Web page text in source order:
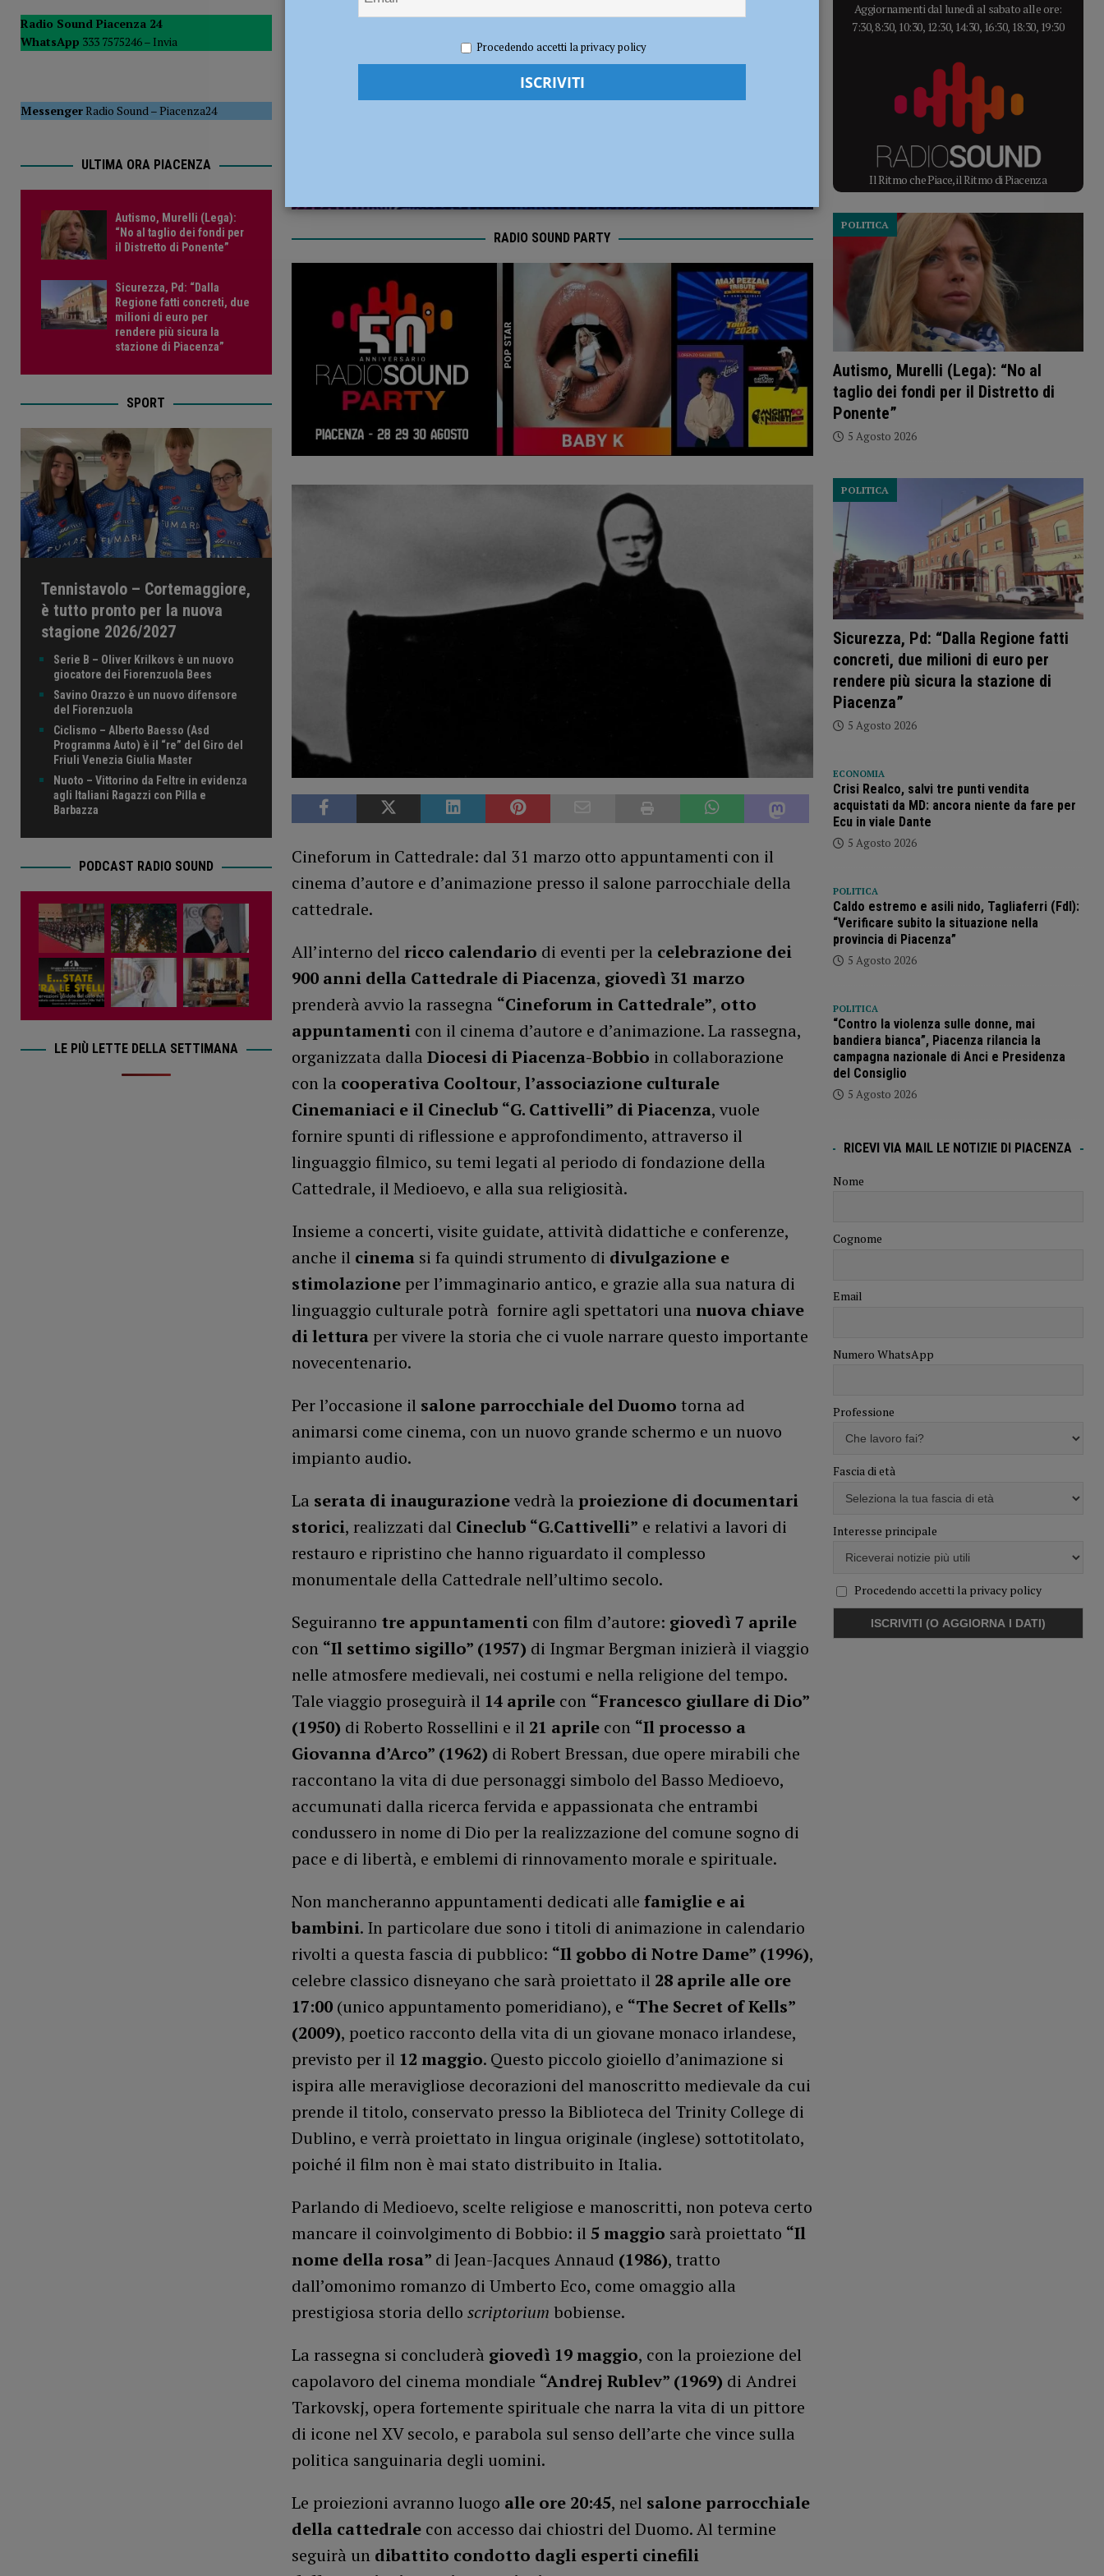
del Consiglio POLITICA
[ 5 Agosto 2026 ] La Sagra della Pasta Frolla a Pecorara: tradizione, divertimento e oltre 300 in cammino con le lanterne
Redazione MC Eventi a Piacenza
RADIO SOUND PARTY
Cineforum in Cattedrale: dal 31 marzo otto appuntamenti con il
cinema d’autore e d’animazione presso il salone parrocchiale della
cattedrale.
All’interno del ricco calendario di eventi per la celebrazione dei
900 anni della Cattedrale di Piacenza, giovedì 31 marzo
prenderà avvio la rassegna “Cineforum in Cattedrale”, otto
appuntamenticon il cinema d’autore e d’animazione. La rassegna,
organizzata dalla Diocesi di Piacenza-Bobbio in collaborazione
con la cooperativa Cooltour, l’associazione culturale
Cinemaniaci e il Cineclub “G. Cattivelli” di Piacenza, vuole
fornire spunti di riflessione e approfondimento, attraverso il
linguaggio filmico, su temi legati al periodo di fondazione della
Cattedrale, il Medioevo, e alla sua religiosità.
Insieme a concerti, visite guidate, attività didattiche e conferenze,
anche il cinemasi fa quindi strumento di divulgazione e
stimolazioneper l’immaginario antico, e grazie alla sua natura di
linguaggio culturale potrà fornire agli spettatori una nuova chiave
di letturaper vivere la storia che ci vuole narrare questo importante
novecentenario.
Per l’occasione il salone parrocchiale del Duomo torna ad
animarsi come cinema, con un nuovo grande schermo e un nuovo
impianto audio.
La serata di inaugurazionevedrà la proiezione di documentari
storici, realizzati dal Cineclub “G.Cattivelli” e relativi a lavori di
restauro e ripristino che hanno riguardato il complesso
monumentale della Cattedrale nell’ultimo secolo.
Seguiranno tre appuntamenti con film d’autore: giovedì 7 aprile
con “Il settimo sigillo” (1957) di Ingmar Bergman inizierà il viaggio
nelle atmosfere medievali, nei costumi e nella religione del tempo.
Tale viaggio proseguirà il 14 aprilecon “Francesco giullare di Dio”
(1950) di Roberto Rossellini e il 21 aprilecon “Il processo a
Giovanna d’Arco” (1962) di Robert Bressan, due opere mirabili che
raccontano la vita di due personaggi simbolo del Basso Medioevo,
accumunati dalla ricerca fervida e appassionata che entrambi
condussero in nome di Dio per la realizzazione del comune sogno di
pace e di libertà, e emblemi di rinnovamento morale e spirituale.
Non mancheranno appuntamenti dedicati alle famiglie e ai
bambini. In particolare due sono i titoli di animazione in calendario
rivolti a questa fascia di pubblico: “Il gobbo di Notre Dame” (1996),
celebre classico disneyano che sarà proiettato il 28 aprile alle ore
17:00(unico appuntamento pomeridiano), e “The Secret of Kells”
(2009), poetico racconto della vita di un giovane monaco irlandese,
previsto per il 12 maggio. Questo piccolo gioiello d’animazione si
ispira alle meravigliose decorazioni del manoscritto medievale da cui
prende il titolo, conservato presso la Biblioteca del Trinity College di
Dublino, e verrà proiettato in lingua originale (inglese) sottotitolato,
poiché il film non è mai stato distribuito in Italia.
Parlando di Medioevo, scelte religiose e manoscritti, non poteva certo
mancare il coinvolgimento di Bobbio: il 5 maggio sarà proiettato “Il
nome della rosa” di Jean-Jacques Annaud (1986), tratto
dall’omonimo romanzo di Umberto Eco, come omaggio alla
prestigiosa storia dello scriptorium bobiense.
La rassegna si concluderà giovedì 19 maggio, con la proiezione del
capolavoro del cinema mondiale “Andrej Rublev” (1969) di Andrei
Tarkovskj, opera fortemente spirituale che narra la vita di un pittore
di icone nel XV secolo, e parabola sul senso dell’arte che vince sulla
politica sanguinaria degli uomini.
Le proiezioni avranno luogo alle ore 20:45, nel salone parrocchiale
della cattedralecon accesso dai chiostri del Duomo. Al termine
seguirà un dibattito condotto dagli esperti cinefili
Radio Sound Piacenza 24
WhatsApp 333 7575246 – Invia
MessengerRadio Sound–Piacenza24
ULTIMA ORA PIACENZA
Autismo, Murelli (Lega):
“No al taglio dei fondi per
il Distretto di Ponente”
Sicurezza, Pd: “Dalla
Regione fatti concreti, due
milioni di euro per
rendere più sicura la
stazione di Piacenza”
SPORT
Tennistavolo – Cortemaggiore,
è tutto pronto per la nuova
stagione 2026/2027
Serie B – Oliver Krilkovs è un nuovo
giocatore dei Fiorenzuola Bees
Savino Orazzo è un nuovo difensore
del Fiorenzuola
Ciclismo – Alberto Baesso (Asd
Programma Auto) è il “re” del Giro del
Friuli Venezia Giulia Master
Nuoto – Vittorino da Feltre in evidenza
agli Italiani Ragazzi con Pilla e
Barbazza
PODCAST RADIO SOUND
LE PIÙ LETTE DELLA SETTIMANA
Aggiornamenti dal lunedì al sabato alle ore:
7:30, 8:30, 10:30, 12:30, 14:30, 16:30, 18:30, 19:30
Il Ritmo che Piace, il Ritmo di Piacenza
Autismo, Murelli (Lega): “No al
taglio dei fondi per il Distretto di
Ponente”
POLITICA
5 Agosto 2026
Sicurezza, Pd: “Dalla Regione fatti
concreti, due milioni di euro per
rendere più sicura la stazione di
Piacenza”
POLITICA
5 Agosto 2026
ECONOMIA
Crisi Realco, salvi tre punti vendita
acquistati da MD: ancora niente da fare per
Ecu in viale Dante
5 Agosto 2026
POLITICA
Caldo estremo e asili nido, Tagliaferri (FdI):
“Verificare subito la situazione nella
provincia di Piacenza”
5 Agosto 2026
POLITICA
“Contro la violenza sulle donne, mai
bandiera bianca”, Piacenza rilancia la
campagna nazionale di Anci e Presidenza
del Consiglio
5 Agosto 2026
RICEVI VIA MAIL LE NOTIZIE DI PIACENZA
Nome
Cognome
Email
Numero WhatsApp
Professione
Fascia di età
Interesse principale
Procedendo accetti la privacy policy
Procedendo accetti la privacy policy